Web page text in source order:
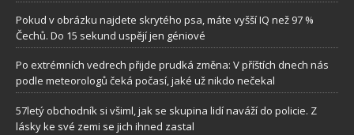
Pokud v obrázku najdete skrytého psa, máte vyšší IQ než 97 %
Čechů. Do 15 sekund uspějí jen géniové
Po extrémních vedrech přijde prudká změna: V příštích dnech nás
podle meteorologů čeká počasí, jaké už nikdo nečekal
57letý obchodník si všiml, jak se skupina lidí naváží do policie. Z
lásky ke své zemi se jich ihned zastal